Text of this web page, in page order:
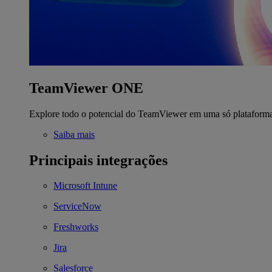
TeamViewer ONE
Explore todo o potencial do TeamViewer em uma só
Saiba mais
Principais integrações
Microsoft Intune
ServiceNow
Freshworks
Jira
Salesforce